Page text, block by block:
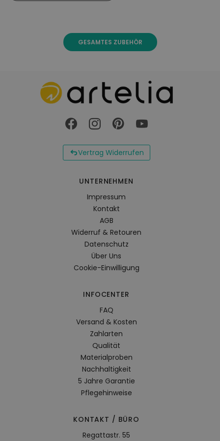
Der Überzug besteht aus Polyester.
GESAMTES ZUBEHÖR
Vertrag Widerrufen
UNTERNEHMEN
Impressum
Kontakt
AGB
Widerruf & Retouren
Datenschutz
Über Uns
Cookie-Einwilligung
INFOCENTER
FAQ
Versand & Kosten
Zahlarten
Qualität
Materialproben
Nachhaltigkeit
5 Jahre Garantie
Pflegehinweise
KONTAKT / BÜRO
Regattastr. 55